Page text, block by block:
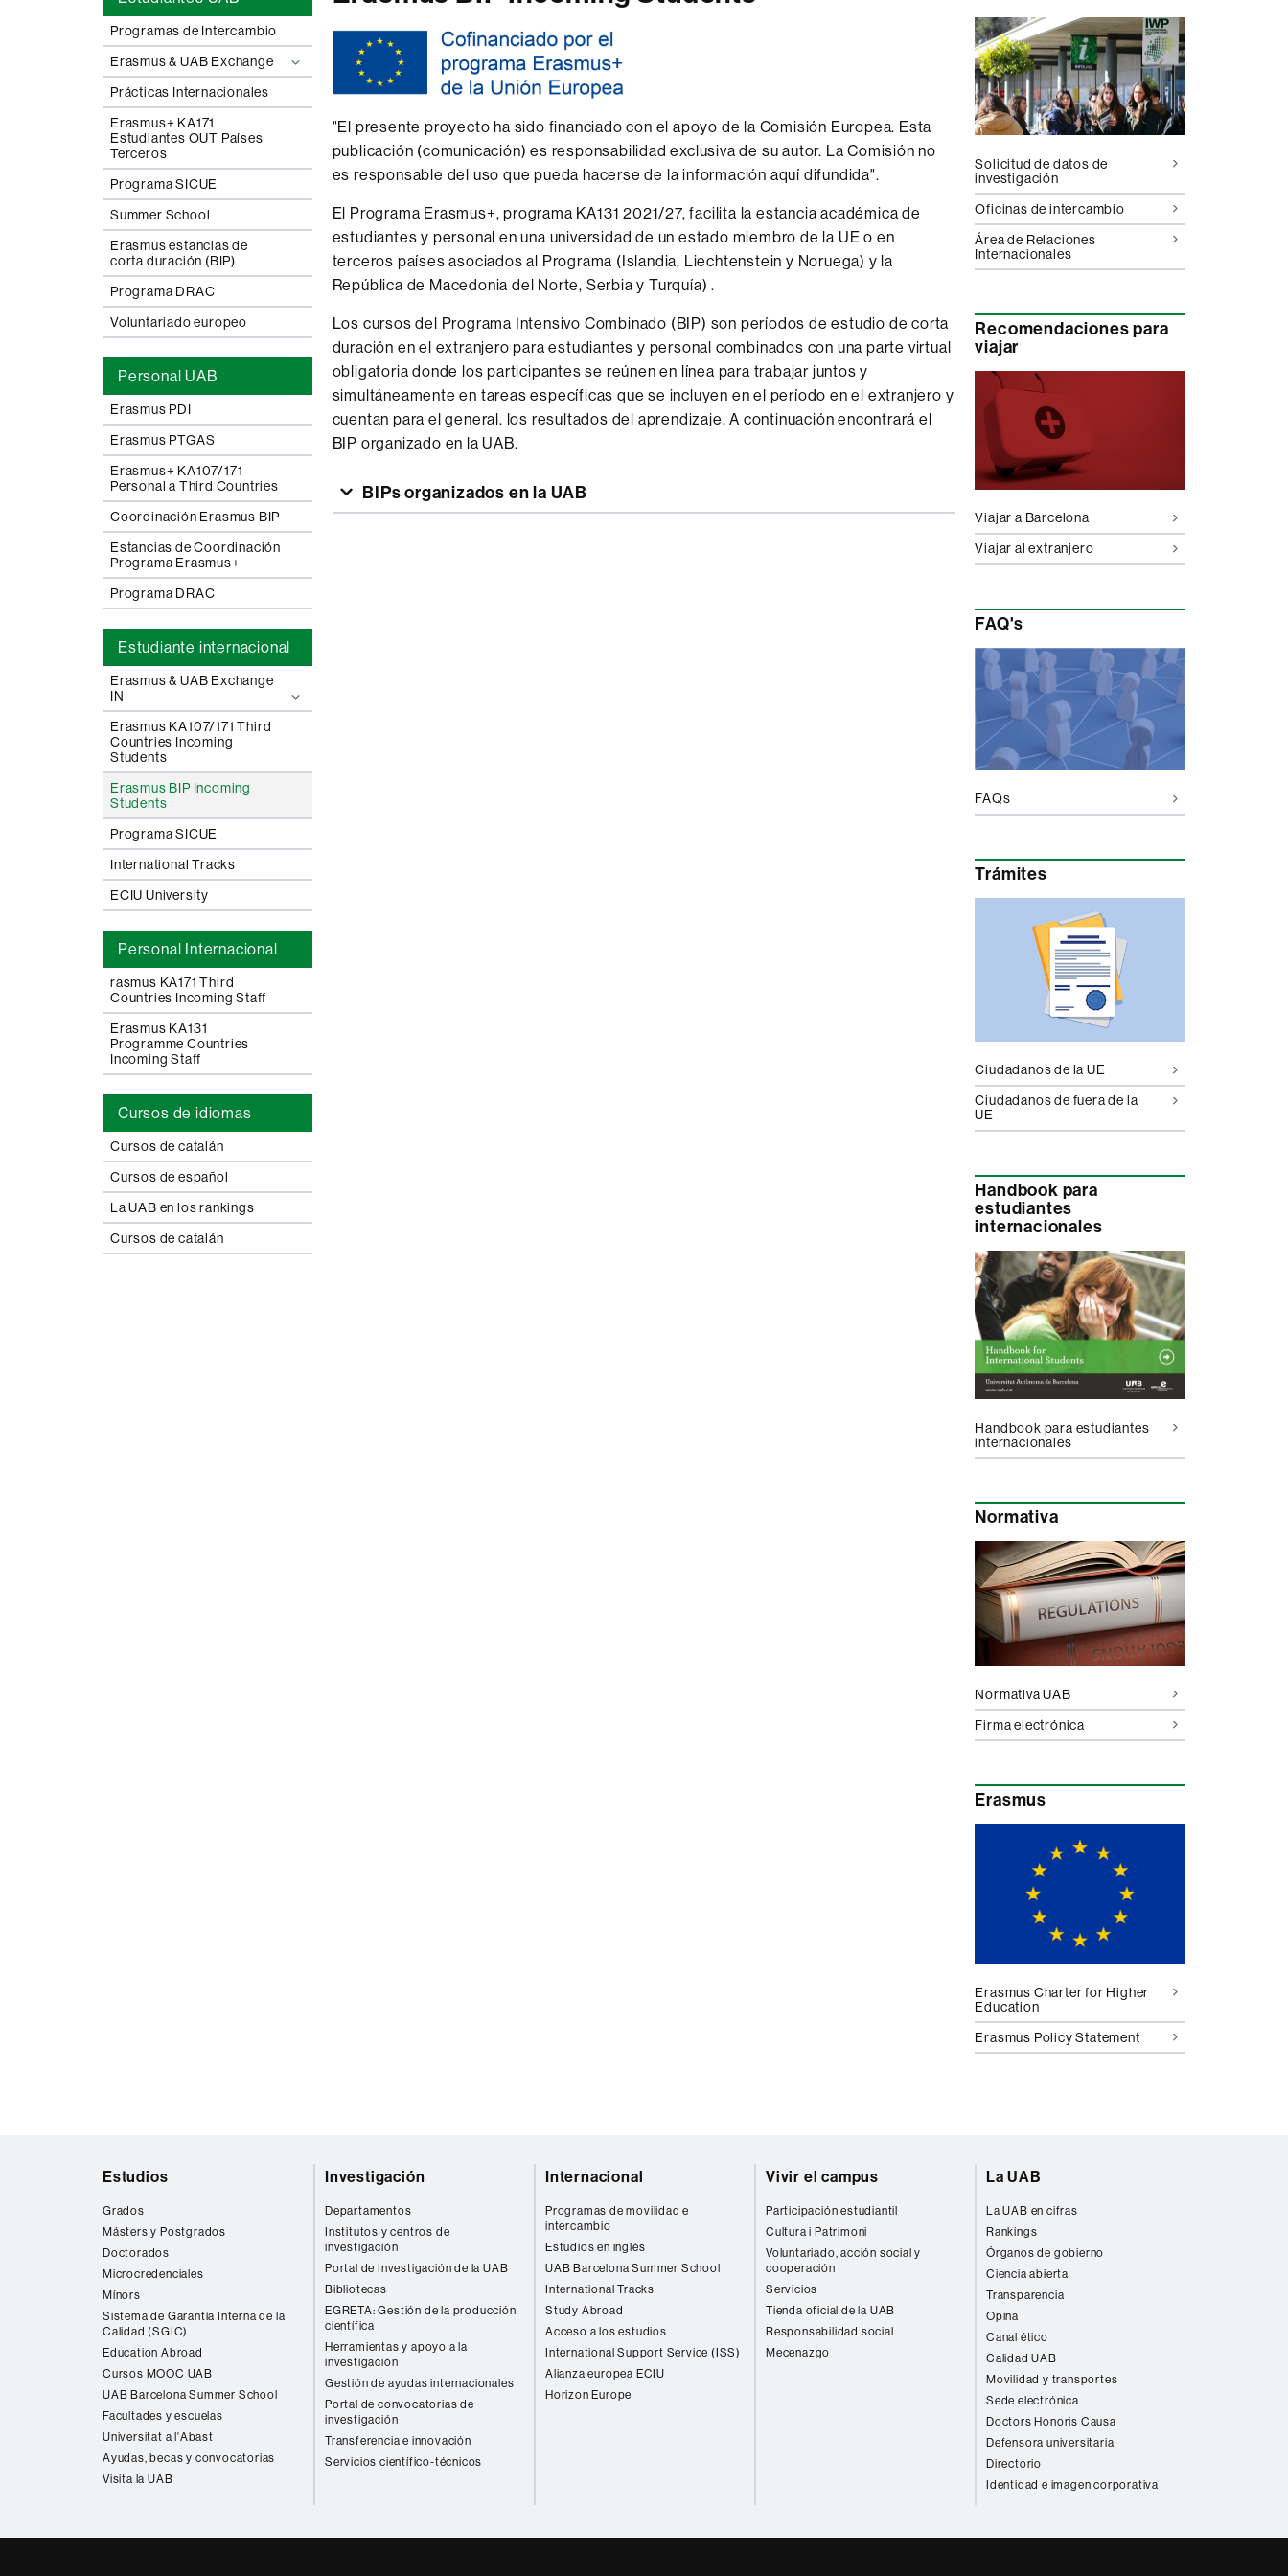
Programas de Intercambio
Erasmus & UAB Exchange
Prácticas Internacionales
Erasmus+ KA171
Estudiantes OUT Países
Terceros
Programa SICUE
Summer School
Erasmus estancias de
corta duración (BIP)
Programa DRAC
Voluntariado europeo
Personal UAB
Erasmus PDI
Erasmus PTGAS
Erasmus+ KA107/171
Personal a Third Countries
Coordinación Erasmus BIP
Estancias de Coordinación
Programa Erasmus+
Programa DRAC
Estudiante internacional
Erasmus & UAB Exchange
IN
Erasmus KA107/171 Third
Countries Incoming
Students
Erasmus BIP Incoming
Students
Programa SICUE
International Tracks
ECIU University
Personal Internacional
rasmus KA171 Third
Countries Incoming Staff
Erasmus KA131
Programme Countries
Incoming Staff
Cursos de idiomas
Cursos de catalán
Cursos de español
La UAB en los rankings
Cursos de catalán
"El presente proyecto ha sido financiado con el apoyo de la Comisión Europea. Esta
publicación (comunicación) es responsabilidad exclusiva de su autor. La Comisión no
es responsable del uso que pueda hacerse de la información aquí difundida".
El Programa Erasmus+, programa KA131 2021/27, facilita la estancia académica de
estudiantes y personal en una universidad de un estado miembro de la UE o en
terceros países asociados al Programa (Islandia, Liechtenstein y Noruega) y la
República de Macedonia del Norte, Serbia y Turquía) .
Los cursos del Programa Intensivo Combinado (BIP) son períodos de estudio de corta
duración en el extranjero para estudiantes y personal combinados con una parte virtual
obligatoria donde los participantes se reúnen en línea para trabajar juntos y
simultáneamente en tareas específicas que se incluyen en el período en el extranjero y
cuentan para el general. los resultados del aprendizaje. A continuación encontrará el
BIP organizado en la UAB.
BIPs organizados en la UAB
complementaria
Solicitud de datos de
investigación
Oficinas de intercambio
Área de Relaciones
Internacionales
Recomendaciones para
viajar
Viajar a Barcelona
Viajar al extranjero
FAQ's
FAQs
Trámites
Ciudadanos de la UE
Ciudadanos de fuera de la
UE
Handbook para
estudiantes
internacionales
Handbook para estudiantes
internacionales
Normativa
Normativa UAB
Firma electrónica
Erasmus
Erasmus Charter for Higher
Education
Erasmus Policy Statement
Estudios
Grados
Másters y Postgrados
Doctorados
Microcredenciales
Mínors
Sistema de Garantía Interna de la
Calidad (SGIC)
Education Abroad
Cursos MOOC UAB
UAB Barcelona Summer School
Facultades y escuelas
Universitat a l'Abast
Ayudas, becas y convocatorias
Visita la UAB
Investigación
Departamentos
Institutos y centros de
investigación
Portal de Investigación de la UAB
Bibliotecas
EGRETA: Gestión de la producción
científica
Herramientas y apoyo a la
investigación
Gestión de ayudas internacionales
Portal de convocatorias de
investigación
Transferencia e innovación
Servicios científico-técnicos
Internacional
Programas de movilidad e
intercambio
Estudios en inglés
UAB Barcelona Summer School
International Tracks
Study Abroad
Acceso a los estudios
International Support Service (ISS)
Alianza europea ECIU
Horizon Europe
Vivir el campus
Participación estudiantil
Cultura i Patrimoni
Voluntariado, acción social y
cooperación
Servicios
Tienda oficial de la UAB
Responsabilidad social
Mecenazgo
La UAB
La UAB en cifras
Rankings
Órganos de gobierno
Ciencia abierta
Transparencia
Opina
Canal ético
Calidad UAB
Movilidad y transportes
Sede electrónica
Doctors Honoris Causa
Defensora universitaria
Directorio
Identidad e imagen corporativa